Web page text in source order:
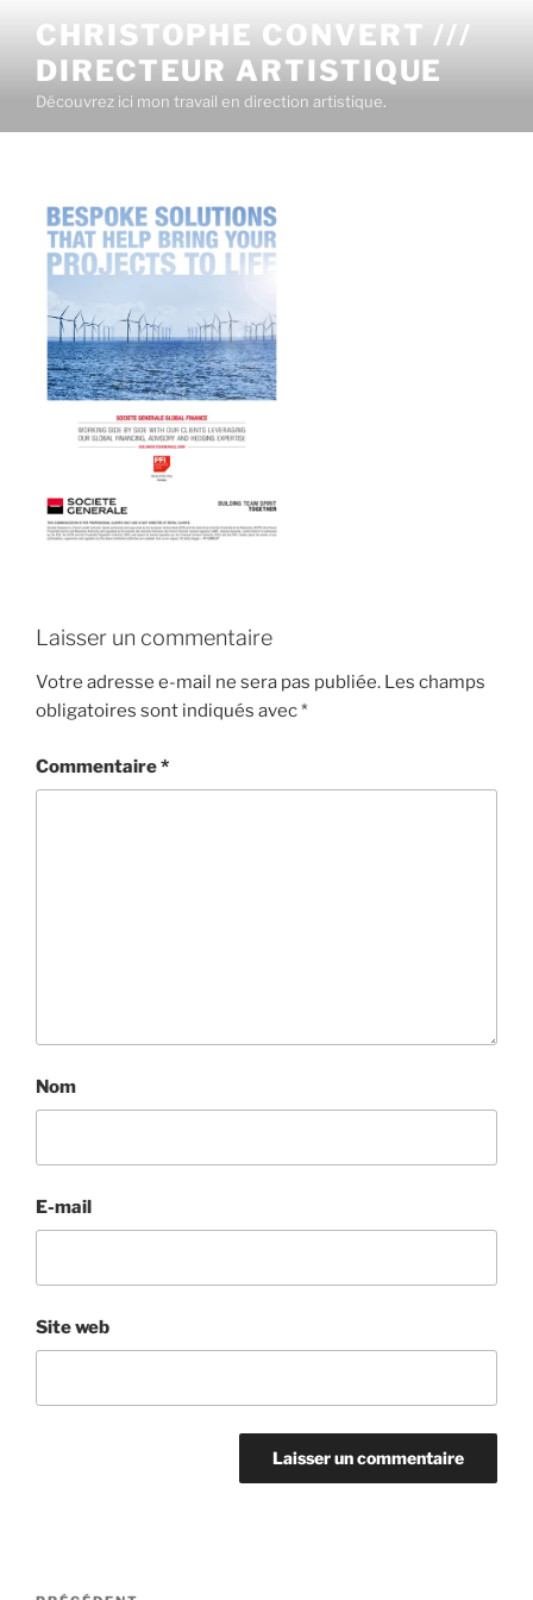
CHRISTOPHE CONVERT ///
DIRECTEUR ARTISTIQUE
Découvrez ici mon travail en direction artistique.
Laisser un commentaire
Votre adresse e-mail ne sera pas publiée. Les champs
obligatoires sont indiqués avec*
Commentaire*
Nom
E-mail
Site web